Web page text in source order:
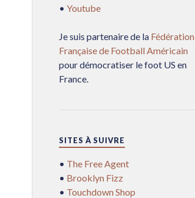
• Youtube
Je suis partenaire de la Fédération
Française de Football Américain
pour démocratiser le foot US en
France.
SITES À SUIVRE
• The Free Agent
• Brooklyn Fizz
• Touchdown Shop